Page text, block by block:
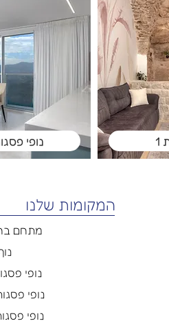
נופי פסגות
המקומות שלנו
מתחם
נופי פסגות
נופי פסגות
נופי פסגות